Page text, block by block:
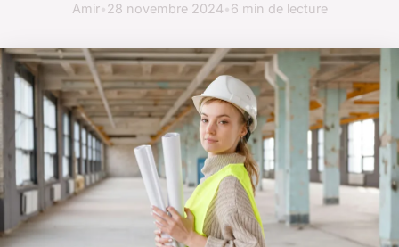
Amir• 28 novembre 2024 6 min de lecture